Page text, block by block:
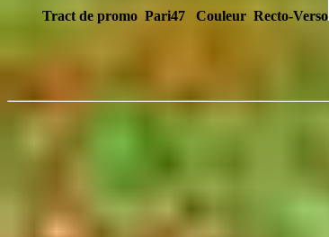
Tract de promo Pari47 Couleur Recto-Verso